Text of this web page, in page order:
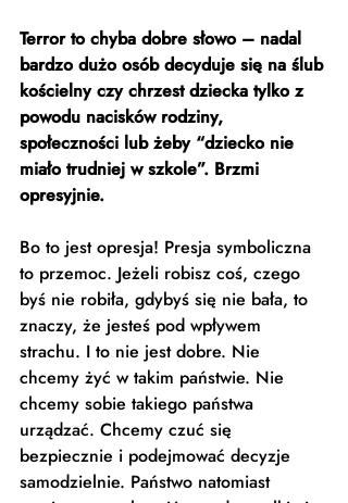
Terror to chyba dobre słowo – nadal
bardzo dużo osób decyduje się na ślub
kościelny czy chrzest dziecka tylko z
powodu nacisków rodziny,
społeczności lub żeby “dziecko nie
miało trudniej w szkole”. Brzmi
opresyjnie.
Bo to jest opresja! Presja symboliczna
to przemoc. Jeżeli robisz coś, czego
byś nie robiła, gdybyś się nie bała, to
znaczy, że jesteś pod wpływem
strachu. I to nie jest dobre. Nie
chcemy żyć w takim państwie. Nie
chcemy sobie takiego państwa
urządzać. Chcemy czuć się
bezpiecznie i podejmować decyzje
samodzielnie. Państwo natomiast